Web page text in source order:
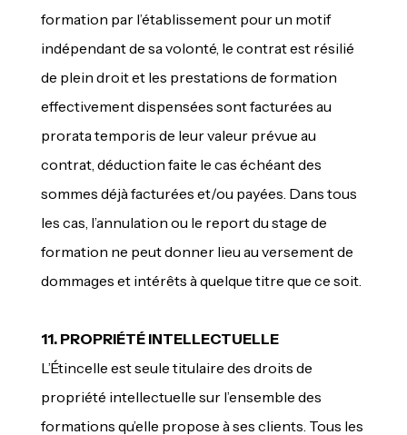
formation par l’établissement pour un motif
indépendant de sa volonté, le contrat est résilié
de plein droit et les prestations de formation
effectivement dispensées sont facturées au
prorata temporis de leur valeur prévue au
contrat, déduction faite le cas échéant des
sommes déjà facturées et/ou payées. Dans tous
les cas, l’annulation ou le report du stage de
formation ne peut donner lieu au versement de
dommages et intérêts à quelque titre que ce soit.
11. PROPRIÉTÉ INTELLECTUELLE
L’Étincelle est seule titulaire des droits de
propriété intellectuelle sur l’ensemble des
formations qu’elle propose à ses clients. Tous les